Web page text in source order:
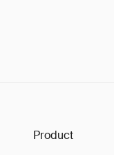
Product